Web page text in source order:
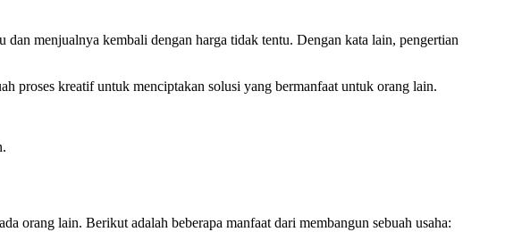
menjualnya kembali dengan harga tidak tentu. Dengan kata lain, pengertian
proses kreatif untuk menciptakan solusi yang bermanfaat untuk orang lain.
orang lain. Berikut adalah beberapa manfaat dari membangun sebuah usaha: